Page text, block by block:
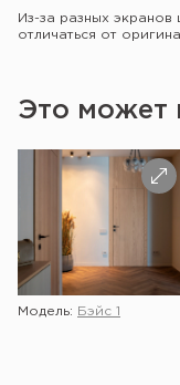
Из-за разных
отличаться от
Это может
Модель: Бэйс 1